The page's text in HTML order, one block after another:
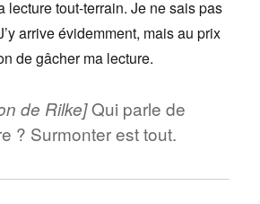
lecture tout-terrain. Je ne sais pas
arrive évidemment, mais au prix
de gâcher ma lecture.
de Rilke]Qui parle de
? Surmonter est tout.